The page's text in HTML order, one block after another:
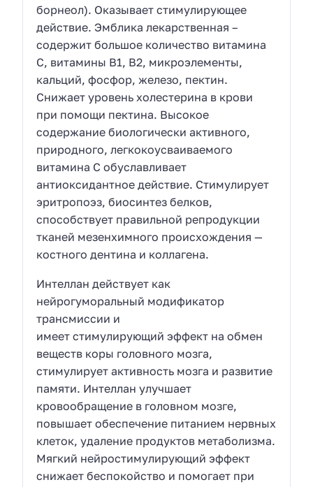
борнеол). Оказывает стимулирующее
действие. Эмблика лекарственная –
содержит большое количество витамина
С, витамины В1, В2, микроэлементы,
кальций, фосфор, железо, пектин.
Снижает уровень холестерина в крови
при помощи пектина. Высокое
содержание биологически активного,
природного, легкокоусваиваемого
витамина С обуславливает
антиоксидантное действие. Стимулирует
эритропоэз, биосинтез белков,
способствует правильной репродукции
тканей мезенхимного происхождения —
костного дентина и коллагена.
Интеллан действует как
нейрогуморальный модификатор
трансмиссии и
имеет стимулирующий эффект на обмен
веществ коры головного мозга,
стимулирует активность мозга и развитие
памяти. Интеллан улучшает
кровообращение в головном мозге,
повышает обеспечение питанием нервных
клеток, удаление продуктов метаболизма.
Мягкий нейростимулирующий эффект
снижает беспокойство и помогает при